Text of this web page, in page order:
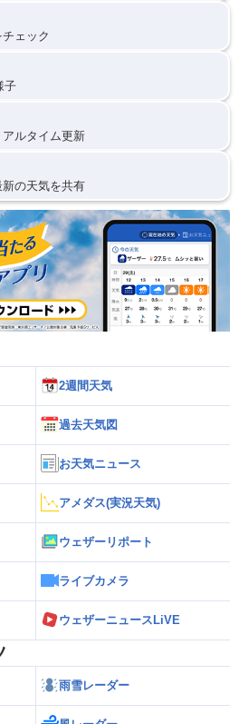
ェック
子
ルタイム更新
の天気を共有
2週間天気
過去天気図
お天気ニュース
アメダス(実況天気)
ウェザーリポート
ライブカメラ
ウェザーニュースLiVE
雨雪レーダー